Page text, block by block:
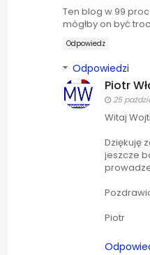
Ten blog w 99
mógłby on być
Odpowiedz
Odpowiedzi
Piotr
25
Witaj
Dziękuję
jeszcze
Piotr